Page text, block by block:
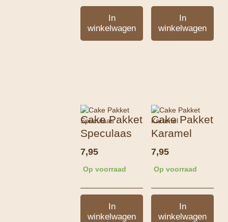
In
winkelwagen
In
winkelwagen
Cake Pakket
Speculaas
7,95
Op voorraad
In
winkelwagen
Cake Pakket
Karamel
7,95
Op voorraad
In
winkelwagen